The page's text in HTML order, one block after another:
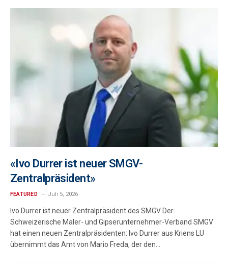
«Ivo Durrer ist neuer SMGV-
Zentralpräsident»
FEATURED Juli 5, 2026
Ivo Durrer ist neuer Zentralpräsident des SMGV Der
Schweizerische Maler- und Gipserunternehmer-Verband SMGV
hat einen neuen Zentralpräsidenten: Ivo Durrer aus Kriens LU
übernimmt das Amt von Mario Freda, der den…